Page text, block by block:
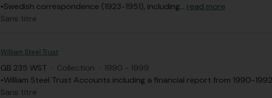
•Swedish correspondence (1923-1951), including… read more
Sans titre
William Steel Trust
GB 235 WST · Collection · 1990 - 1999
•William Steel Trust Accounts including a financial report from 1990-
Sans titre